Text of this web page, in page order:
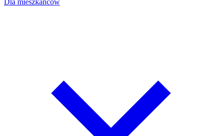
Dla mieszkańców